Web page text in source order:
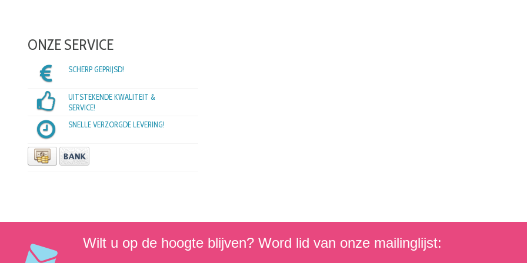
ONZE SERVICE
SCHERP GEPRIJSD!
UITSTEKENDE KWALITEIT &
SERVICE!
SNELLE VERZORGDE LEVERING!
Wilt u op de hoogte blijven? Word lid van onze mailinglijst: